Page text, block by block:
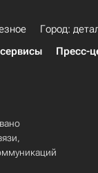
Город:
Пресс-